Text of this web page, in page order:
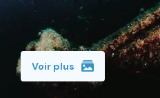
Voir plus